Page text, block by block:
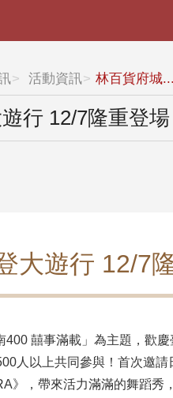
活動資訊 林百貨府城...
行 12/7隆重登場
大遊行 12/7
400 囍事滿載」為主題，歡
人以上共同參與！首次邀
》，帶來活力滿滿的舞蹈秀